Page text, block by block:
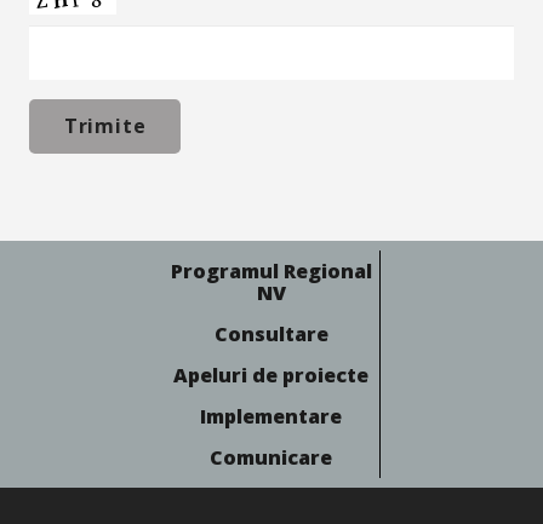
Programul Regional
NV
Consultare
Apeluri de proiecte
Implementare
Comunicare